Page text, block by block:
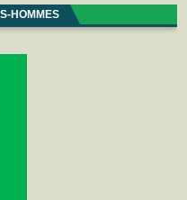
HOMMES